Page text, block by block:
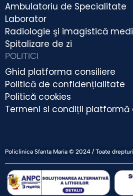
Ambulatoriu de Specialitate
Laborator
Radiologie şi imagistică
Spitalizare de zi
POLITICI
Ghid platforma consiliere
Politică de confidențialitate
Politică cookies
Termeni si condiții platformă
Policlinica Sfanta Maria © 2024 / Toate